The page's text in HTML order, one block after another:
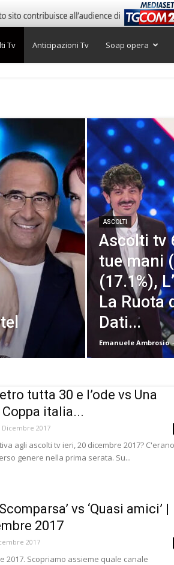
Tv Anticipazioni Tv Soap opera
ASCOLTI
Ascolti tv
tue mani
(17.1%),
La Ruota
Dati...
Emanuele Ambrosio -
tutta 30 e l’ode vs Una
italia...
Dicembre 2017
agli ascolti tv ieri, 20 dicembre 2017? C'erano
genere nella prima serata. Su...
vs ‘Quasi amici’ |
2017
2017
2017. Scopriamo assieme quale canale